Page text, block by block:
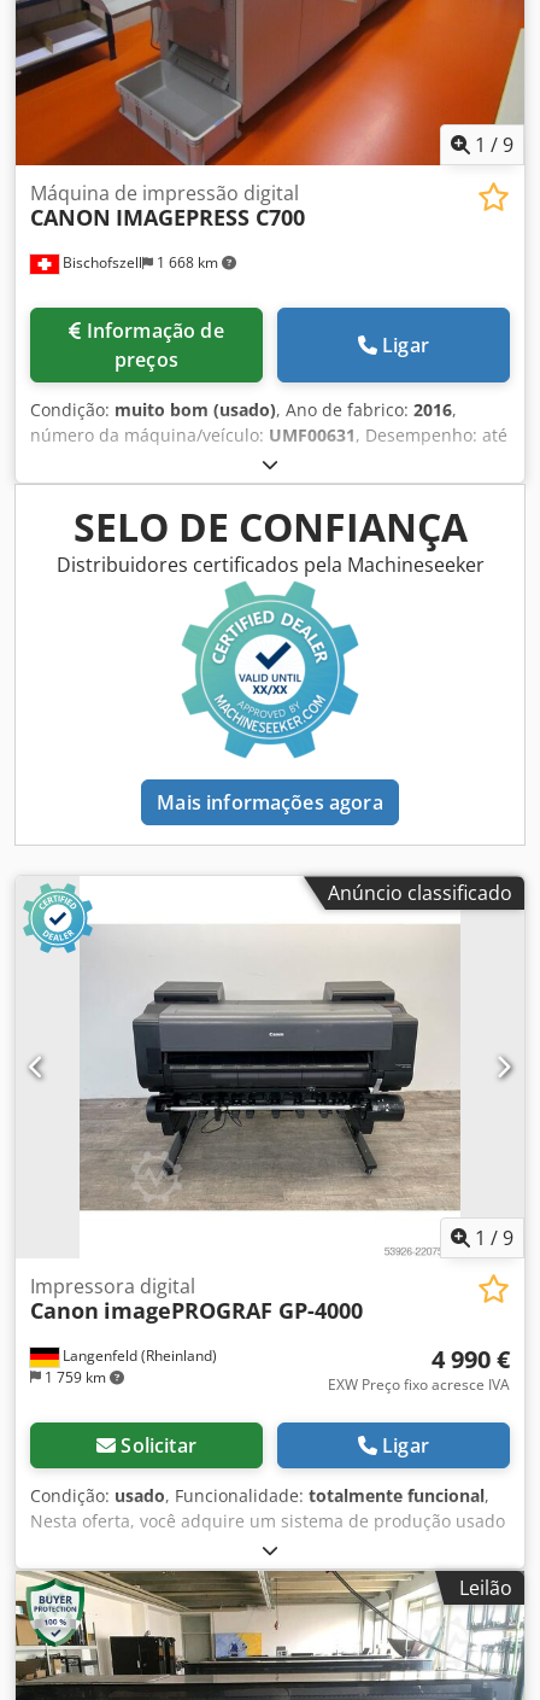
1 /9
Bischofszell 1 668 km
Máquina de impressão digital
CANON IMAGEPRESS C700
preços
Ligar
Condição: muito bom (usado), Ano de fabrico: 2016,
número da máquina/veículo: UMF00631, Desempenho: até
70 páginas/min. Contador: Impressões totais: 1.618.150
Equipamento / Outras informações: - Impressão em
envelopes - Grampeamento - Furação 2 ou 4 furos -
Dobragem - Guilhotina trilateral - Digitalização Processo de
impressão: Impressão a laser colorida Resolução de
impressão: 2.400 x 2.400 dpi Capacidade máxima de papel:
7.650 folhas (DIN A4/A3) Capacidade máxima de saída:
11.200 folhas (DIN A4, 80 g/m²) Formatos possíveis: Gavetas
de papel 1, 2 e 3: Formatos padrão: DIN A4, A4R, A5R, DIN
A3, SRA3, máximo 330 x 483 mm Bandeja multifuncional:
Formatos padrão: DIN A4, A4R, A5R, DIN A3, SRA3, máximo
330 x 483 mm Envelopes: No.10 (COM10), Monarch, ISO-C5,
DL Dksdpexzg Disfx Amljr Gramaturas possíveis: Gavetas
padrão: 52 a 220 g/m² Bandeja multifuncional / Módulos
opcionais de papel: 52 a 300 g/m² Impressão frente e
verso: 52 a 300 g/m² Estado muito bom / revisão completa
SELO DE CONFIANÇA
Distribuidores certificados pela Machineseeker
Mais informações agora
Anúncio classificado
1 /9
Langenfeld (Rheinland)
1 759 km
Impressora digital
Canon imagePROGRAF GP-4000
4 990 €
EXW Preço fixo acresce IVA
Solicitar Ligar
Condição: usado, Funcionalidade: totalmente funcional,
Nesta oferta, você adquire um sistema de produção usado
"Canon imagePROGRAF GP-4000". Objeto da venda: 1 x
Canon imagePROGRAF GP-4000 Contador: Total: aprox.
4512,7 m² Condição: Esta oferta refere-se a um
equipamento usado, que pode apresentar sinais de uso
(pequenos riscos ou amarelados). O equipamento foi
testado quanto à sua funcionalidade. Um teste de
Leilão